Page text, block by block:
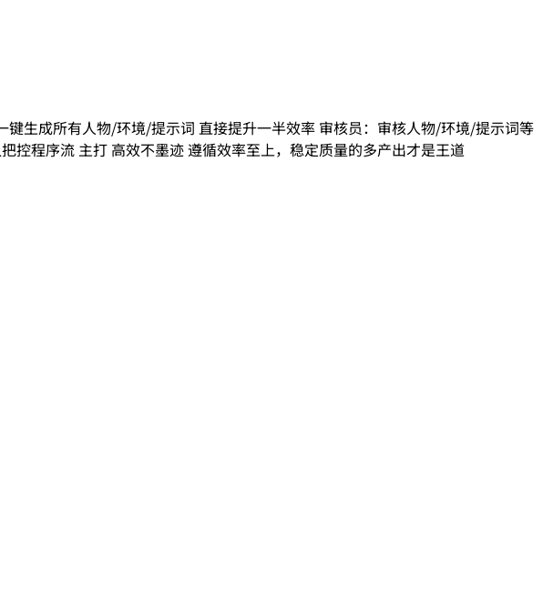
生成所有人物/环境/提示词 直接提升一半效率 审核员：审核人物/环境/提示词等
控程序流 主打 高效不墨迹 遵循效率至上，稳定质量的多产出才是王道